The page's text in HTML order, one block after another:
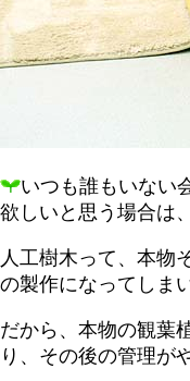
いつも誰もいない
欲しいと思う場合は
人工樹木って、本物
の製作になってしま
だから、本物の観葉
り、その後の管理が